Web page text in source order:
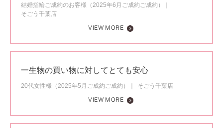
結婚指輪ご成約のお客様（2025年6月ご成約ご成約）
そごう千葉店
VIEW MORE
一生物の買い物に対してとても安心
20代女性様（2025年5月ご成約ご成約）
そごう千葉店
VIEW MORE